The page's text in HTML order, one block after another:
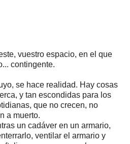
vuestro espacio, en el que
contingente.
se hace realidad. Hay cosas
y tan escondidas para los
que no crecen, no
a muerto.
un cadáver en un armario,
ventilar el armario y